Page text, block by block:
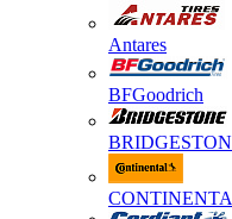
Antares
BFGoodrich